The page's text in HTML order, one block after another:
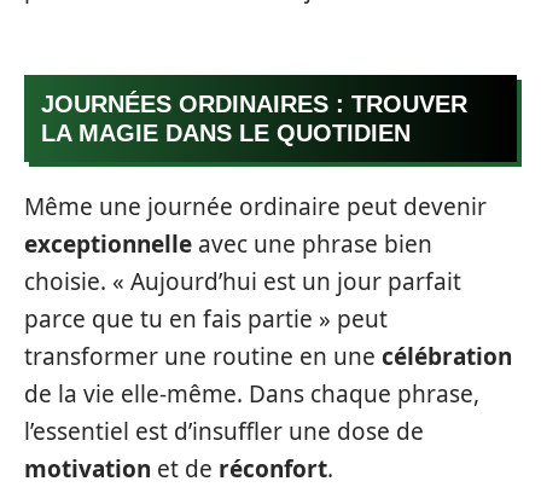
JOURNÉES ORDINAIRES : TROUVER
LA MAGIE DANS LE QUOTIDIEN
Même une journée ordinaire peut devenir
exceptionnelle avec une phrase bien
choisie. « Aujourd’hui est un jour parfait
parce que tu en fais partie » peut
transformer une routine en une célébration
de la vie elle-même. Dans chaque phrase,
l’essentiel est d’insuffler une dose de
motivation et de réconfort.